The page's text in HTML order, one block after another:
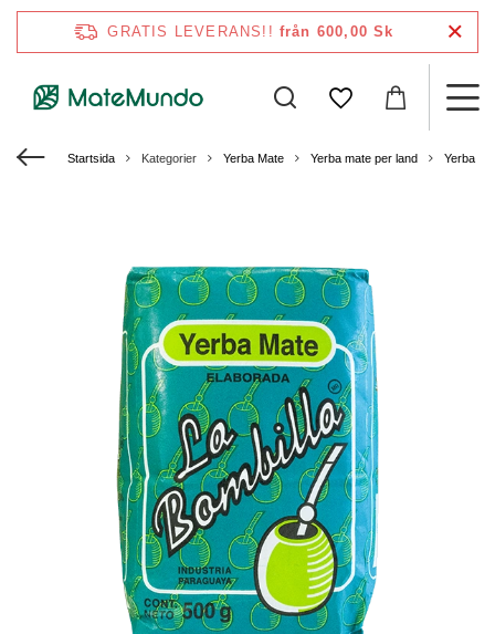
GRATIS LEVERANS!! från 600,00 Sk
Startsida Kategorier Yerba Mate Yerba mate per land Yerba